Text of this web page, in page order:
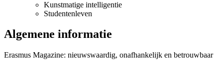
Kunstmatige intelligentie
Studentenleven
Algemene informatie
Erasmus Magazine: nieuwswaardig, onafhankelijk en betrouwbaar